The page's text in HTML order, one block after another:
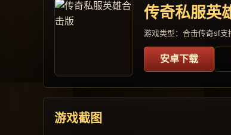
传奇私服英
游戏类型：合击传奇sf支
安卓下载
游戏截图